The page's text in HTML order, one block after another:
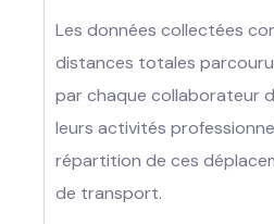
Les données collectées
distances totales
par chaque collaborateur
leurs activités
répartition de ces
de transport.